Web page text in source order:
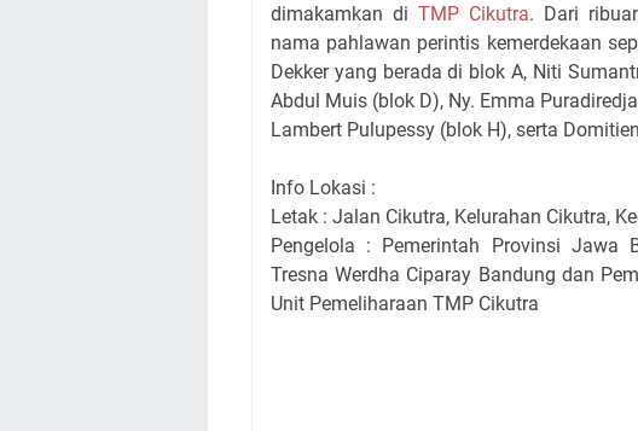
dimakamkan diTMP Cikutra. Dari
nama pahlawan perintis kemerdekaan
Dekker yang berada di blok A, Niti
Abdul Muis (blok D), Ny. Emma
Lambert Pulupessy (blok H), serta
Info Lokasi :
Letak : Jalan Cikutra, Kelurahan Cikutra,
Pengelola : Pemerintah Provinsi Jawa
Tresna Werdha Ciparay Bandung dan
Unit Pemeliharaan TMP Cikutra